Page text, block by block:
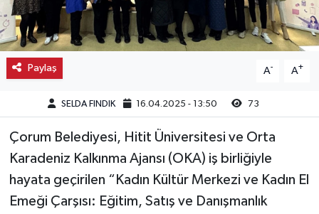
Paylaş A- A+
SELDA FINDIK 16.04.2025 - 13:50 73
Çorum Belediyesi, Hitit Üniversitesi ve Orta
Karadeniz Kalkınma Ajansı (OKA) iş birliğiyle
hayata geçirilen “Kadın Kültür Merkezi ve Kadın El
Emeği Çarşısı: Eğitim, Satış ve Danışmanlık
Kargı
Laçin
Mecitözü
Oğuzlar
Osmancık